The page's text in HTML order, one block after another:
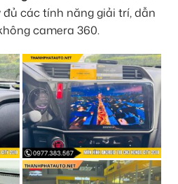
các tính năng giải trí, dẫn
camera 360.